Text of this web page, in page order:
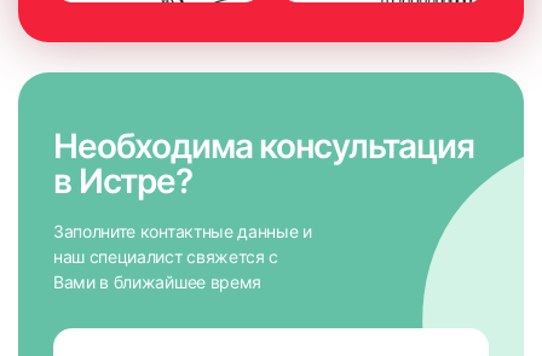
Необходима консультация
в Истре?
Заполните контактные данные и
наш специалист свяжется с
Вами в ближайшее время